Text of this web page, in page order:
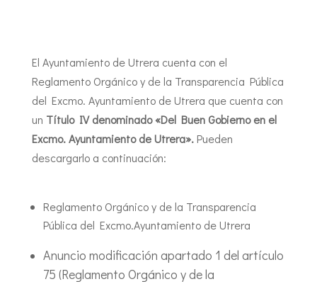
El Ayuntamiento de Utrera cuenta con el
Reglamento Orgánico y de la Transparencia Pública
del Excmo. Ayuntamiento de Utrera que cuenta con
un Título IV denominado «Del Buen Gobierno en el
Excmo. Ayuntamiento de Utrera». Pueden
descargarlo a continuación:
Reglamento Orgánico y de la Transparencia
Pública del Excmo.Ayuntamiento de Utrera
Anuncio modificación apartado 1 del artículo
75 (Reglamento Orgánico y de la